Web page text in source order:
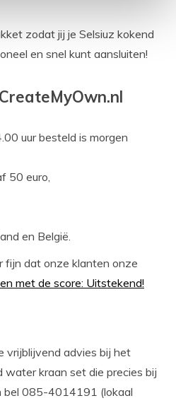
zodat jij je Selsiuz kokend
en snel kunt aansluiten!
uur besteld is morgen
50 euro,
en België.
fijn dat onze klanten onze
met de score: Uitstekend!
vrijblijvend advies bij het
water kraan set die precies bij
bel 085-4014191 (lokaal